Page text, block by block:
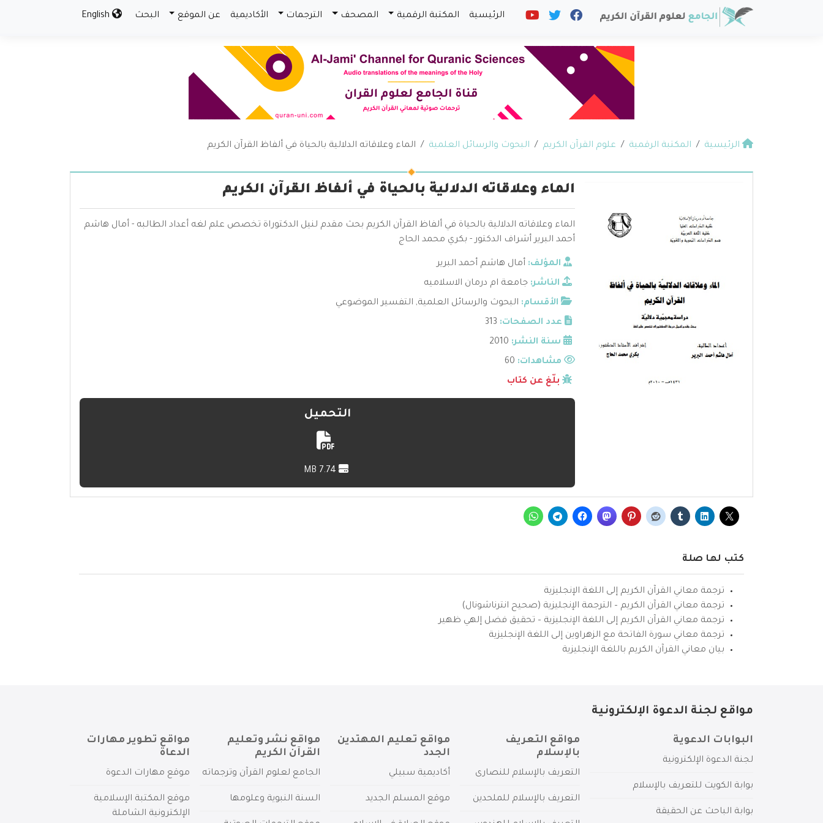
الرئيسية المكتبة الرقمية المصحف الترجمات الأكاديمية عن الموقع البحث
الرئيسية المكتبة الرقمية علوم القرآن الكريم البحوث والرسائل العلمية الماء وعلاقاته الدلالية بالحياة في ألفاظ القرآن الكريم
الماء وعلاقاته الدلالية بالحياة في ألفاظ القرآن الكريم
الماء وعلاقاته الدلالية بالحياة في ألفاظ القرآن الكريم بحث مقدم لنيل الدكتوراة تخصص علم لغه أعداد الطالبه - أمال هاشم
أحمد البرير أشراف الدكتور - بكري محمد الحاج
المؤلف: أمال هاشم أحمد البرير
الناشر: جامعة ام درمان الاسلاميه
الأقسام: البحوث والرسائل العلمية, التفسير الموضوعي
عدد الصفحات: 313
سنة النشر: 2010
مشاهدات:
بلّغ عن كتاب
التحميل
كتب لها صلة
ترجمة معاني القرآن الكريم إلى اللغة الإنجليزية
ترجمة معاني القرآن الكريم – الترجمة الإنجليزية (صحيح انترناشونال)
ترجمة معاني القرآن الكريم إلى اللغة الإنجليزية – تحقيق فضل إلهي ظهير
ترجمة معاني سورة الفاتحة مع الزهراوين إلى اللغة الإنجليزية
بيان معاني القرآن الكريم باللغة الإنجليزية
مواقع لجنة الدعوة الإلكترونية
البوابات الدعوية
لجنة الدعوة الإلكترونية
بوابة الكويت للتعريف بالإسلام
بوابة الباحث عن الحقيقة
مواقع التعريف
بالإسلام
التعريف بالإسلام للنصارى
التعريف بالإسلام للملحدين
مواقع تعليم المهتدين
الجدد
أكاديمية سبيلي
موقع المسلم الجديد
مواقع نشر وتعليم
القرآن الكريم
الجامع لعلوم القرآن وترجماته
السنة النبوية وعلومها
مواقع تطوير مهارات
الدعاة
موقع مهارات الدعوة
موقع المكتبة الإسلامية
الإلكترونية الشاملة